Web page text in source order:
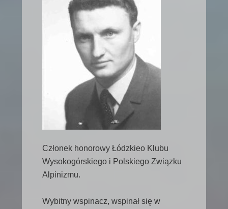
Członek honorowy Łódzkieo Klubu
Wysokogórskiego i Polskiego Związku
Alpinizmu.
Wybitny wspinacz, wspinał się w